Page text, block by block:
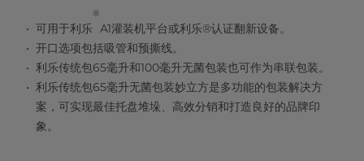
可用于利乐
®
A1灌装机平台或利乐®认证翻新设备。
开口选项包括吸管和预撕线。
利乐传统包65毫升和100毫升无菌包装也可作为串联包装。
利乐传统包65毫升无菌包装妙立方是多功能的包装解决方
案，可实现最佳托盘堆垛、高效分销和打造良好的品牌印
象。